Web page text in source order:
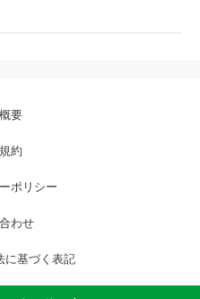
要
約
ポリシー
わせ
に基づく表記